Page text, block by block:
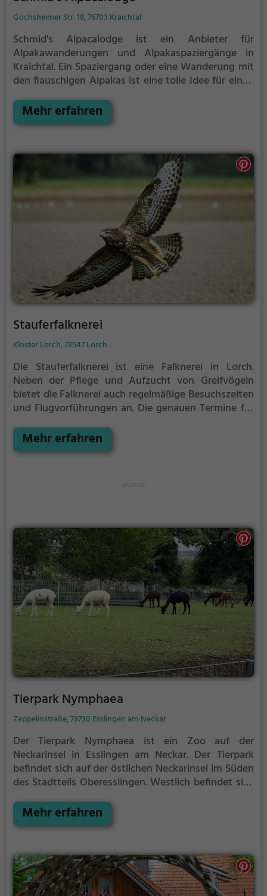
Gochsheimer Str. 19, 76703 Kraichtal
Schmid's Alpacalodge ist ein Anbieter für
Alpakawanderungen und Alpakaspaziergänge in
Kraichtal. Ein Spaziergang oder eine Wanderung mit
den flauschigen Alpakas ist eine tolle Idee für einen
Familie. Die kuscheligen Tiere strahlen eine
unheimliche Ruhe aus und werden daher auch
Mehr erfahren
Stauferfalknerei
Kloster Lorch, 73547 Lorch
Die Stauferfalknerei ist eine Falknerei in Lorch.
Neben der Pflege und Aufzucht von Greifvögeln
bietet die Falknerei auch regelmäßige Besuchszeiten
und Flugvorführungen an. Die genauen Termine für
Mehr erfahren
Tierpark Nymphaea
Zeppelinstraße, 73730 Esslingen am Neckar
Der Tierpark Nymphaea ist ein Zoo auf der
Neckarinsel in Esslingen am Neckar. Der Tierpark
befindet sich auf der östlichen Neckarinsel im Süden
des Stadtteils Oberesslingen. Westlich befindet sich
Neckar) die B10 und östlich das Tierheim Esslingen.
Mehr erfahren